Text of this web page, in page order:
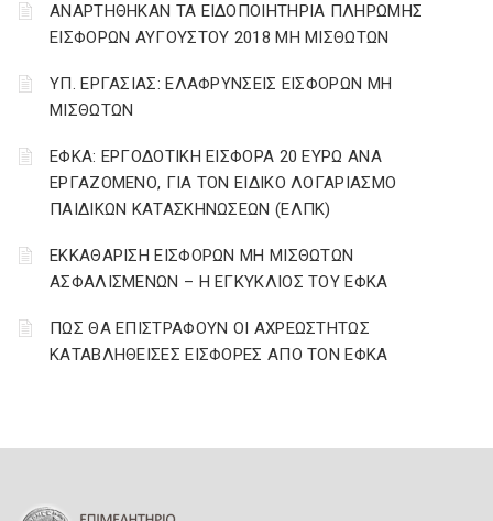
ΑΝΑΡΤΗΘΗΚΑΝ ΤΑ ΕΙΔΟΠΟΙΗΤΗΡΙΑ ΠΛΗΡΩΜΗΣ
ΕΙΣΦΟΡΩΝ ΑΥΓΟΥΣΤΟΥ 2018 ΜΗ ΜΙΣΘΩΤΩΝ
ΥΠ. ΕΡΓΑΣΙΑΣ: ΕΛΑΦΡΥΝΣΕΙΣ ΕΙΣΦΟΡΩΝ ΜΗ
ΜΙΣΘΩΤΩΝ
ΕΦΚΑ: ΕΡΓΟΔΟΤΙΚΗ ΕΙΣΦΟΡΑ 20 ΕΥΡΩ ΑΝΑ
ΕΡΓΑΖΟΜΕΝΟ, ΓΙΑ ΤΟΝ ΕΙΔΙΚΟ ΛΟΓΑΡΙΑΣΜΟ
ΠΑΙΔΙΚΩΝ ΚΑΤΑΣΚΗΝΩΣΕΩΝ (ΕΛΠΚ)
ΕΚΚΑΘΑΡΙΣΗ ΕΙΣΦΟΡΩΝ ΜΗ ΜΙΣΘΩΤΩΝ
ΑΣΦΑΛΙΣΜΕΝΩΝ – Η ΕΓΚΥΚΛΙΟΣ ΤΟΥ ΕΦΚΑ
ΠΩΣ ΘΑ ΕΠΙΣΤΡΑΦΟΥΝ ΟΙ ΑΧΡΕΩΣΤΗΤΩΣ
ΚΑΤΑΒΛΗΘΕΙΣΕΣ ΕΙΣΦΟΡΕΣ ΑΠΟ ΤΟΝ ΕΦΚΑ